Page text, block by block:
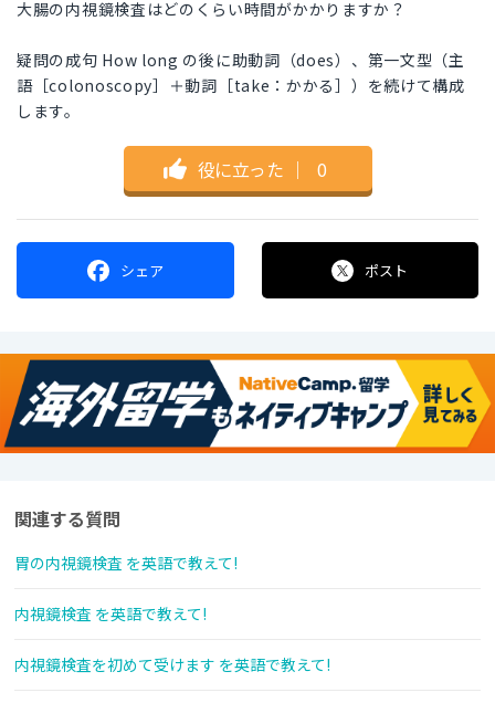
大腸の内視鏡検査はどのくらい時間がかかりますか？
疑問の成句 How long の後に助動詞（does）、第一文型（主
語［colonoscopy］＋動詞［take：かかる］）を続けて構成
します。
役に立った ｜ 0
シェア ポスト
関連する質問
胃の内視鏡検査 を英語で教えて!
内視鏡検査 を英語で教えて!
内視鏡検査を初めて受けます を英語で教えて!